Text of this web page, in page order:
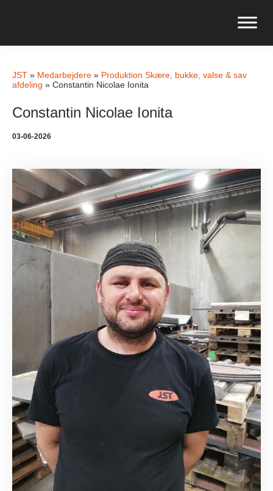
JST » Medarbejdere » Produktion Skære, bukke, valse & sav
afdeling » Constantin Nicolae Ionita
Constantin Nicolae Ionita
03-06-2026